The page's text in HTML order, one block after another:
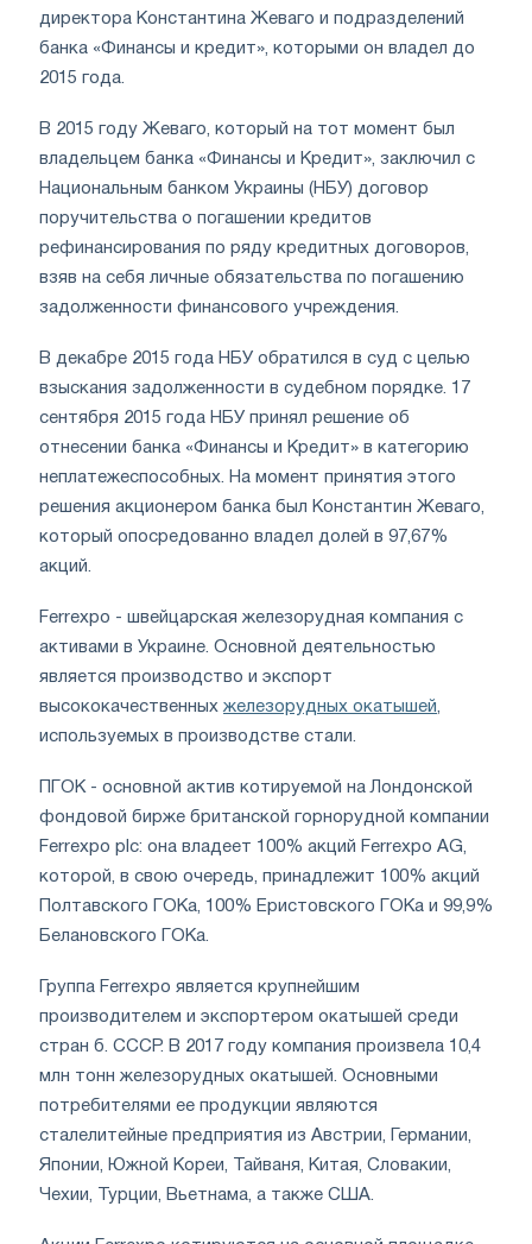
директора Константина Жеваго и подразделений
банка «Финансы и кредит», которыми он владел до
2015 года.
В 2015 году Жеваго, который на тот момент был
владельцем банка «Финансы и Кредит», заключил с
Национальным банком Украины (НБУ) договор
поручительства о погашении кредитов
рефинансирования по ряду кредитных договоров,
взяв на себя личные обязательства по погашению
задолженности финансового учреждения.
В декабре 2015 года НБУ обратился в суд с целью
взыскания задолженности в судебном порядке. 17
сентября 2015 года НБУ принял решение об
отнесении банка «Финансы и Кредит» в категорию
неплатежеспособных. На момент принятия этого
решения акционером банка был Константин Жеваго,
который опосредованно владел долей в 97,67%
акций.
Ferrexpo - швейцарская железорудная компания с
активами в Украине. Основной деятельностью
является производство и экспорт
высококачественныхжелезорудных окатышей,
используемых в производстве стали.
ПГОК - основной актив котируемой на Лондонской
фондовой бирже британской горнорудной компании
Ferrеxpo plc: она владеет 100% акций Ferrexpo AG,
которой, в свою очередь, принадлежит 100% акций
Полтавского ГОКа, 100% Еристовского ГОКа и 99,9%
Белановского ГОКа.
Группа Ferrexpo является крупнейшим
производителем и экспортером окатышей среди
стран б. СССР. В 2017 году компания произвела 10,4
млн тонн железорудных окатышей. Основными
потребителями ее продукции являются
сталелитейные предприятия из Австрии, Германии,
Японии, Южной Кореи, Тайваня, Китая, Словакии,
Чехии, Турции, Вьетнама, а также США.